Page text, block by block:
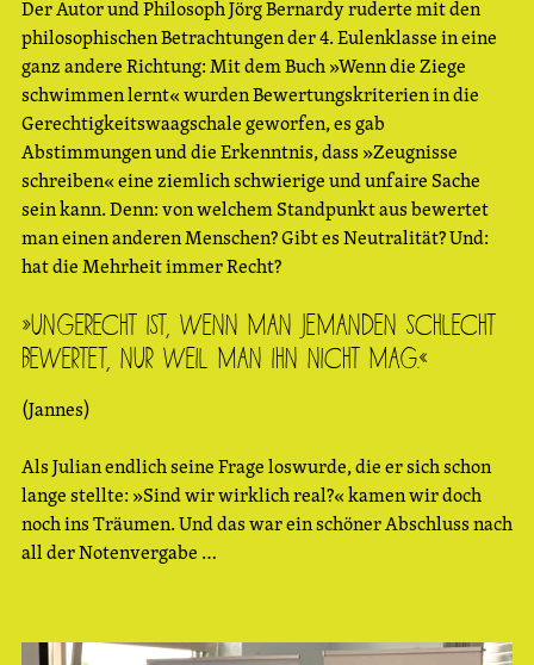
Der Autor und Philosoph Jörg Bernardy ruderte mit den
philosophischen Betrachtungen der 4. Eulenklasse in eine
ganz andere Richtung: Mit dem Buch »Wenn die Ziege
schwimmen lernt« wurden Bewertungskriterien in die
Gerechtigkeitswaagschale geworfen, es gab
Abstimmungen und die Erkenntnis, dass »Zeugnisse
schreiben« eine ziemlich schwierige und unfaire Sache
sein kann. Denn: von welchem Standpunkt aus bewertet
man einen anderen Menschen? Gibt es Neutralität? Und:
hat die Mehrheit immer Recht?
»Ungerecht ist, wenn man jemanden schlecht
bewertet, nur weil man ihn nicht mag.«
(Jannes)
Als Julian endlich seine Frage loswurde, die er sich schon
lange stellte: »Sind wir wirklich real?« kamen wir doch
noch ins Träumen. Und das war ein schöner Abschluss nach
all der Notenvergabe …